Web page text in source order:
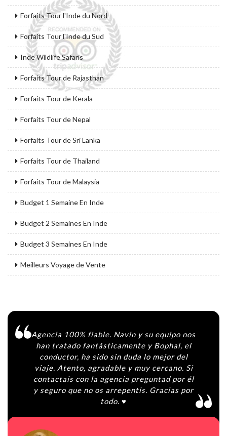
Forfaits Tour l'Inde du Nord
Forfaits Tour l'Inde du Sud
Inde Wildlife Safaris
Forfaits Tour de Rajasthan
Forfaits Tour de Kerala
Forfaits Tour de Nepal
Forfaits Tour de Sri Lanka
Forfaits Tour de Thailand
Forfaits Tour de Malaysia
Budget 1 Semaine En Inde
Budget 2 Semaines En Inde
Budget 3 Semaines En Inde
Meilleurs Voyage de Vente
Agencia 100% fiable. Navin y su equipo nos
han tratado fantásticamente y Bophal, el
conductor, ha sido sin duda lo mejor del
viaje. Atento, agradable y muy cercano. Si
contactais con la agencia preguntad por él
y seguro que no os arrepentis. Gracias por
todo. ♥️